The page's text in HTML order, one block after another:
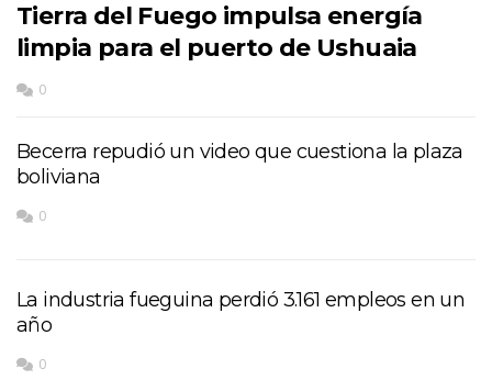
Tierra del Fuego impulsa energía
limpia para el puerto de Ushuaia
0
Becerra repudió un video que cuestiona la plaza
boliviana
0
La industria fueguina perdió 3.161 empleos en un
año
0